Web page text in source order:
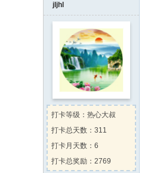
jljhl
打卡等级：热心大叔
打卡总天数：311
打卡月天数：6
打卡总奖励：2769